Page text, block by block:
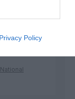
Privacy Policy